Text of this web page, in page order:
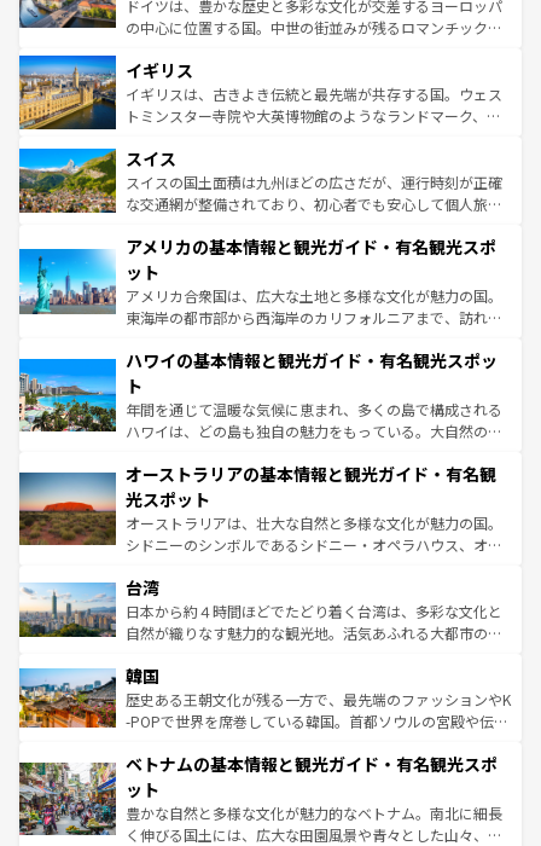
れ、フランス料理はユネスコ無形文化遺産にも登録されて
香り高いラベンダー畑など、多彩な楽しみ方が可能だ。さ
らに、パリ以外の地域にも魅力が溢れており、どの街角に
も豊かな歴史と文化が息づいている。パリ以外の個性あふ
を参照してほしい。
ドイツは、豊かな歴史と多彩な文化が交差するヨーロッパ
の中心に位置する国。中世の街並みが残るロマンチック街
顔を持つこの国は、どこを歩いても飽きることがない。ベ
ルリンの文化的活気、バイエルン州のアルプスの絶景、そ
してライン川沿いのワイン畑といった風景は必見。ビール
は、お酒好きな人にはぜひ体験してほしい。 なお、新着の
ドイツ情報はコンテンツ一覧を参照してほしい。
イギリス
イギリスは、古きよき伝統と最先端が共存する国。ウェス
トミンスター寺院や大英博物館のようなランドマーク、歴
リアごとに異なる魅力がある。また、優雅なアフタヌーン
ティー、ビール好きにはたまらない英国パブ、サッカー観
戦など、本場だからこそできる体験も豊富。イギリスを旅
ンツ一覧を参照してほしい。
スイス
スイスの国土面積は九州ほどの広さだが、運行時刻が正確
な交通網が整備されており、初心者でも安心して個人旅行
の建物がそのまま残る町や、スイスならではのユニークな
博物館もあり、アルプス観光だけでなく町歩きも満喫する
ことができる。国民の所得が高いため物価も高いが、旅行
者向けの交通パス提供のサービスもあり、うまく活用すれ
着のスイス情報はコンテンツ一覧を参照してほしい。
アメリカの基本情報と観光ガイド・有名観光スポ
ット
アメリカ合衆国は、広大な土地と多様な文化が魅力の国。
東海岸の都市部から西海岸のカリフォルニアまで、訪れる
のような巨大都市は、観光、ショッピング、エンターテイ
ンメントが詰まった刺激的なスポットだ。一方、アメリカ
西部には大自然が広がり、グランドキャニオンやイエロー
ストーン国立公園といった絶景が堪能できる。さらに、南
文化が魅力。旅行者はアメリカの各地域で異なる魅力を楽
しみながら、その多様性と豊かな歴史を感じることができ
るだろう。車でのロードトリップや列車の旅も、アメリカ
ならではの贅沢な旅のスタイルだ。 なお、新着のアメリカ
情報は コンテンツ一覧 を参照してほしい。
ハワイの基本情報と観光ガイド・有名観光スポッ
ト
年間を通じて温暖な気候に恵まれ、多くの島で構成される
ハワイは、どの島も独自の魅力をもっている。大自然の神
ワイ島は見逃せない。また、定番の観光地といえばオアフ
島だが、静かな自然を求めるならマウイ島やカウアイ島が
おすすめ。エメラルドグリーンに輝く海をはじめ、豊かな
文化や歴史が息づいている。「アロハスピリット」と呼ば
人々、おいしいローカルフードやハワイアンミュージッ
ク、伝統的なフラダンスなど、すべてがハワイの魅力を彩
っている。訪れるたびに新しい発見と感動が待っているハ
はコンテンツ一覧
オーストラリアの基本情報と観光ガイド・有名観
光スポット
オーストラリアは、壮大な自然と多様な文化が魅力の国。
シドニーのシンボルであるシドニー・オペラハウス、オー
リアリーフや大陸中央部にそびえるウルル（エアーズロッ
ク）、タスマニアの美しい原生林やケアンズの熱帯雨林な
ど、見どころがたくさん。また、カフェやワイン、オージ
いる。アクティビティも充実しており、サーフィンやダイ
ビング、ハイキングなど、アウトドア好きにはたまらな
い。オーストラリアの多彩な魅力を存分に味わいつくそ
参照してほしい。
台湾
日本から約４時間ほどでたどり着く台湾は、多彩な文化と
自然が織りなす魅力的な観光地。活気あふれる大都市の台
ン）、静ひつな山岳地帯である台湾東部など、都市の喧騒
と山間の静けさが共存しており、訪れる人に新しい発見と
驚きをもたらしてくれる。また、奥深い台湾の食文化も魅
容にもいいと評判のスイーツなど、バラエティ豊かな料理
照してほしい。
韓国
歴史ある王朝文化が残る一方で、最先端のファッションやK
-POPで世界を席巻している韓国。首都ソウルの宮殿や伝統
き、地方に足を延ばせば四季折々の自然美を楽しむことが
できる。そして、キムチや焼肉、絶品のストリートフード
まで、さまざまな韓国料理が待っている。夜には、韓国な
らではのナイトライフも堪能できる。あたたかいホスピタ
ベトナムの基本情報と観光ガイド・有名観光スポ
ット
豊かな自然と多様な文化が魅力的なベトナム。南北に細長
く伸びる国土には、広大な田園風景や青々とした山々、世